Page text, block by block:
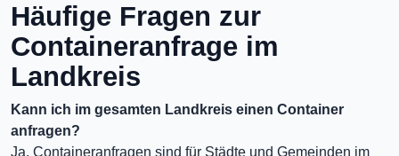
Häufige Fragen zur
Containeranfrage im
Landkreis
Kann ich im gesamten Landkreis einen Container
anfragen?
Ja, Containeranfragen sind für Städte und Gemeinden im